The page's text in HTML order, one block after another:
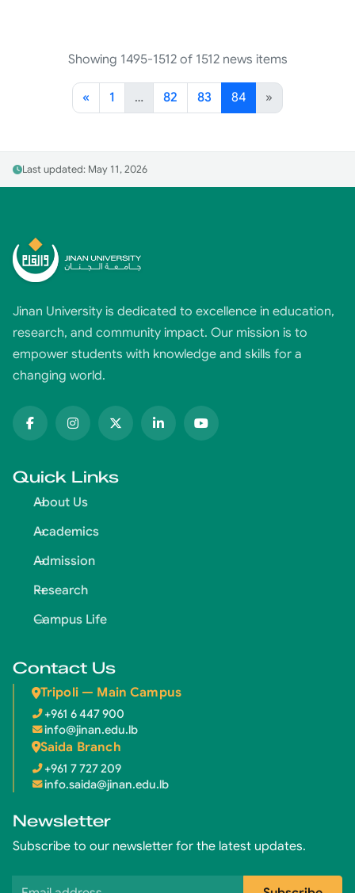
Showing 1495-1512 of 1512 news items
« 1 … 82 83 84 »
Last updated: May 11, 2026
Jinan University is dedicated to excellence in education,
research, and community impact. Our mission is to
empower students with knowledge and skills for a
changing world.
Quick Links
About Us
Academics
Admission
Research
Campus Life
Contact Us
Tripoli — Main Campus
+961 6 447 900
info@jinan.edu.lb
Saida Branch
+961 7 727 209
info.saida@jinan.edu.lb
Newsletter
Subscribe to our newsletter for the latest updates.
Email address